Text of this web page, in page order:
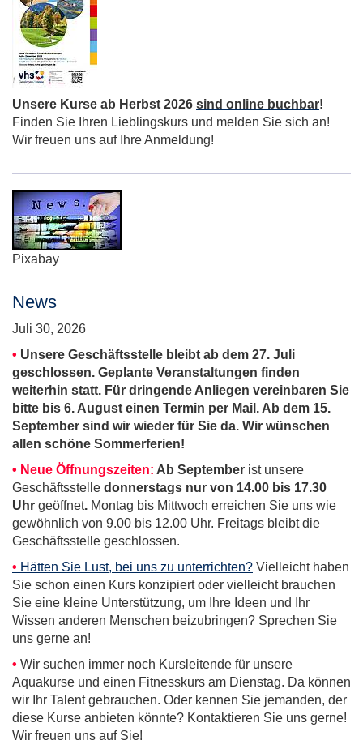
Unsere Kurse ab Herbst 2026 sind online buchbar!
Finden Sie Ihren Lieblingskurs und melden Sie sich an!
Wir freuen uns auf Ihre Anmeldung!
Pixabay
News
Juli 30, 2026
• Unsere Geschäftsstelle bleibt ab dem 27. Juli
geschlossen. Geplante Veranstaltungen finden
weiterhin statt. Für dringende Anliegen vereinbaren Sie
bitte bis 6. August einen Termin per Mail. Ab dem 15.
September sind wir wieder für Sie da. Wir wünschen
allen schöne Sommerferien!
• Neue Öffnungszeiten: Ab September ist unsere
Geschäftsstelle donnerstags nur von 14.00 bis 17.30
Uhr geöffnet. Montag bis Mittwoch erreichen Sie uns wie
gewöhnlich von 9.00 bis 12.00 Uhr. Freitags bleibt die
Geschäftsstelle geschlossen.
• Hätten Sie Lust, bei uns zu unterrichten? Vielleicht haben
Sie schon einen Kurs konzipiert oder vielleicht brauchen
Sie eine kleine Unterstützung, um Ihre Ideen und Ihr
Wissen anderen Menschen beizubringen? Sprechen Sie
uns gerne an!
• Wir suchen immer noch Kursleitende für unsere
Aquakurse und einen Fitnesskurs am Dienstag. Da können
wir Ihr Talent gebrauchen. Oder kennen Sie jemanden, der
diese Kurse anbieten könnte? Kontaktieren Sie uns gerne!
Wir freuen uns auf Sie!